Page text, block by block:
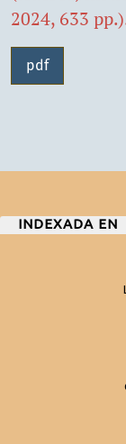
2024, 633
pdf
INDEXADA EN